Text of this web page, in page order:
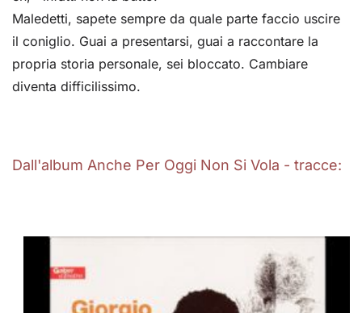
Maledetti, sapete sempre da quale parte faccio uscire
il coniglio. Guai a presentarsi, guai a raccontare la
propria storia personale, sei bloccato. Cambiare
diventa difficilissimo.
Dall'album Anche Per Oggi Non Si Vola - tracce: